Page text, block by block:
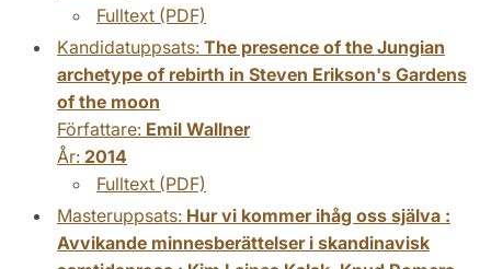
Fulltext (PDF)
Kandidatuppsats: The presence of the Jungian
archetype of rebirth in Steven Erikson's Gardens
of the moon
Författare: Emil Wallner
År: 2014
Fulltext (PDF)
Masteruppsats: Hur vi kommer ihåg oss själva :
Avvikande minnesberättelser i skandinavisk